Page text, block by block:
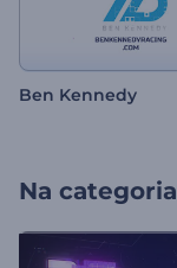
Ben Kennedy
Na categoria